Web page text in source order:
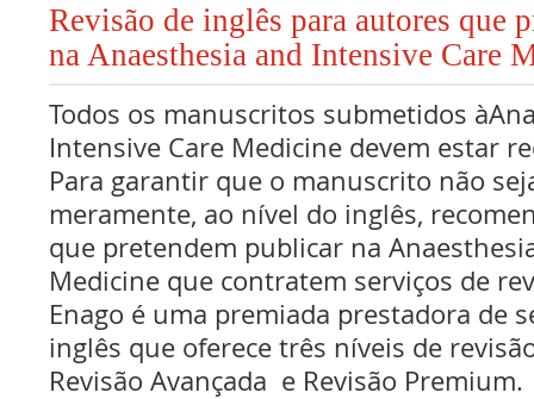
Revisão de inglês para autores que
na Anaesthesia and Intensive Care
Todos os manuscritos submetidos
Intensive Care Medicine devem estar
Para garantir que o manuscrito não
meramente, ao nível do inglês,
que pretendem publicar na
Medicine que contratem serviços de
Enago é uma premiada prestadora de
inglês que oferece três níveis de
Revisão Avançada e Revisão Premium.